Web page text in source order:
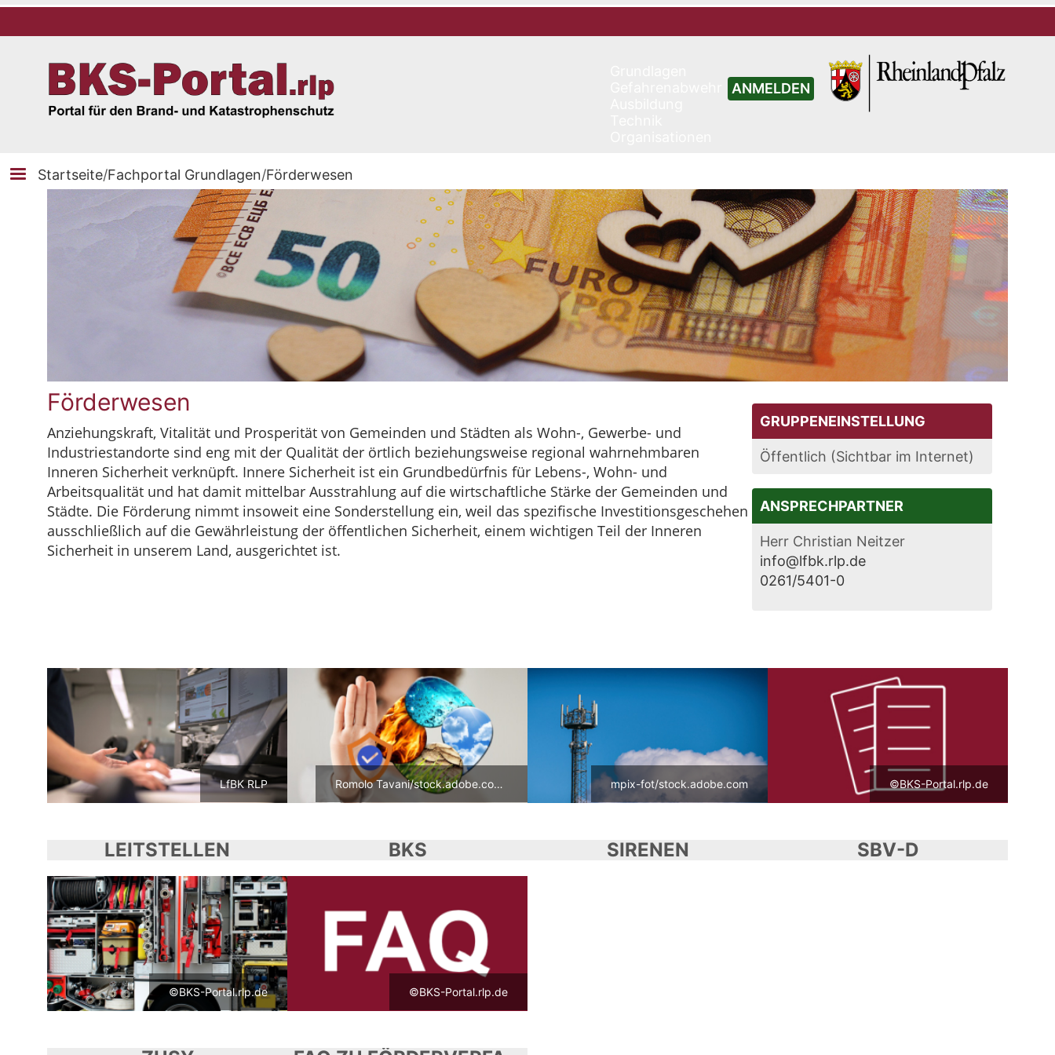
ANMELDEN
Startseite/Fachportal Grundlagen/Förderwesen
Förderwesen
Anziehungskraft, Vitalität und Prosperität von Gemeinden und Städten als Wohn-, Gewerbe- und
Industriestandorte sind eng mit der Qualität der örtlich beziehungsweise regional wahrnehmbaren
Inneren Sicherheit verknüpft. Innere Sicherheit ist ein Grundbedürfnis für Lebens-, Wohn- und
Arbeitsqualität und hat damit mittelbar Ausstrahlung auf die wirtschaftliche Stärke der Gemeinden und
Städte. Die Förderung nimmt insoweit eine Sonderstellung ein, weil das spezifische Investitionsgeschehen
ausschließlich auf die Gewährleistung der öffentlichen Sicherheit, einem wichtigen Teil der Inneren
Sicherheit in unserem Land, ausgerichtet ist.
GRUPPENEINSTELLUNG
Öffentlich (Sichtbar im Internet)
ANSPRECHPARTNER
Herr Christian Neitzer
info@lfbk.rlp.de
0261/5401-0
LfBK RLP
LEITSTELLEN
Romolo Tavani/stock.adobe.com - designed by Freepik/freepik.com
BKS
mpix-fot/stock.adobe.com
SIRENEN
©BKS-Portal.rlp.de
SBV-D
©BKS-Portal.rlp.de ©BKS-Portal.rlp.de